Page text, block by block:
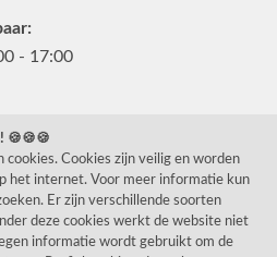
- 17:00
🍪🍪🍪
cookies. Cookies zijn veilig en worden
het internet. Voor meer informatie kun
Er zijn verschillende soorten
deze cookies werkt de website niet
informatie wordt gebruikt om de